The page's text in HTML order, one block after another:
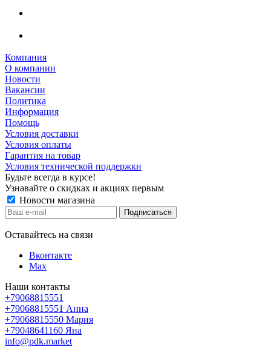
Компания
О компании
Новости
Вакансии
Политика
Информация
Помощь
Условия доставки
Условия оплаты
Гарантия на товар
Условия технической поддержки
Будьте всегда в курсе!
Узнавайте о скидках и акциях первым
Новости магазина
Оставайтесь на связи
Вконтакте
Max
Наши контакты
+79068815551
+79068815551 Анна
+79068815550 Мария
+79048641160 Яна
info@pdk.market